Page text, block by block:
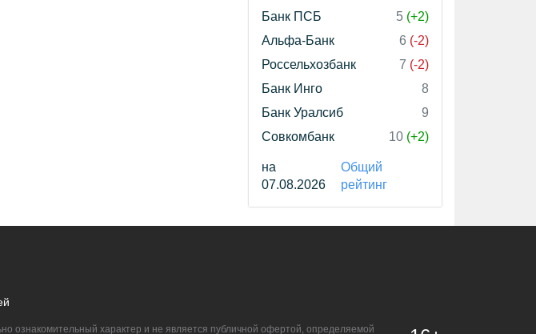
Банк ПСБ
5 (+2)
Альфа-Банк
6 (-2)
Россельхозбанк
7 (-2)
Банк Инго
8
Банк Уралсиб
9
Совкомбанк
10 (+2)
на
07.08.2026
Общий
рейтинг
ознакомительный характер и не является публичной офертой, определяемой